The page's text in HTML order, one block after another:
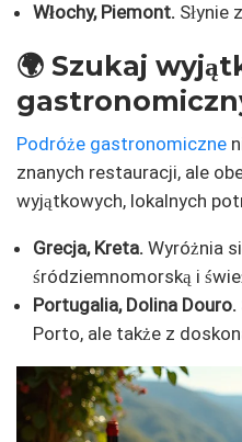
Włochy, Piemont. Słynie
🌍 Szukaj
Podróże gastronomiczne
znanych restauracji, ale
wyjątkowych, lokalnych
Grecja, Kreta. Wyróżnia
śródziemnomorską i
Portugalia, Dolina Douro.
Porto, ale także z